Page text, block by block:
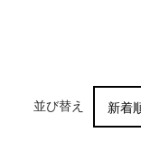
並び替え